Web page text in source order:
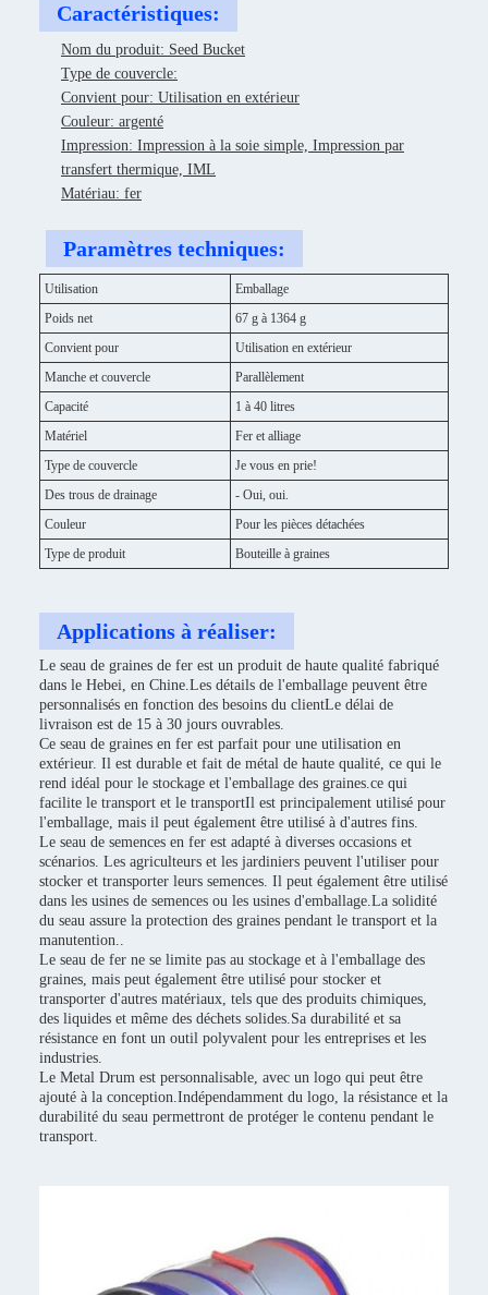
Caractéristiques:
Nom du produit: Seed Bucket
Type de couvercle:
Convient pour: Utilisation en extérieur
Couleur: argenté
Impression: Impression à la soie simple, Impression par
transfert thermique, IML
Matériau: fer
Paramètres techniques:
Utilisation
Emballage
Poids net
67 g à 1364 g
Convient pour
Utilisation en extérieur
Manche et couvercle
Parallèlement
Capacité
1 à 40 litres
Matériel
Fer et alliage
Type de couvercle
Je vous en prie!
Des trous de drainage
- Oui, oui.
Couleur
Pour les pièces détachées
Type de produit
Bouteille à graines
Applications à réaliser:
Le seau de graines de fer est un produit de haute qualité fabriqué
dans le Hebei, en Chine.Les détails de l'emballage peuvent être
personnalisés en fonction des besoins du clientLe délai de
livraison est de 15 à 30 jours ouvrables.
Ce seau de graines en fer est parfait pour une utilisation en
extérieur. Il est durable et fait de métal de haute qualité, ce qui le
rend idéal pour le stockage et l'emballage des graines.ce qui
facilite le transport et le transportIl est principalement utilisé pour
l'emballage, mais il peut également être utilisé à d'autres fins.
Le seau de semences en fer est adapté à diverses occasions et
scénarios. Les agriculteurs et les jardiniers peuvent l'utiliser pour
stocker et transporter leurs semences. Il peut également être utilisé
dans les usines de semences ou les usines d'emballage.La solidité
du seau assure la protection des graines pendant le transport et la
manutention..
Le seau de fer ne se limite pas au stockage et à l'emballage des
graines, mais peut également être utilisé pour stocker et
transporter d'autres matériaux, tels que des produits chimiques,
des liquides et même des déchets solides.Sa durabilité et sa
résistance en font un outil polyvalent pour les entreprises et les
industries.
Le Metal Drum est personnalisable, avec un logo qui peut être
ajouté à la conception.Indépendamment du logo, la résistance et la
durabilité du seau permettront de protéger le contenu pendant le
transport.